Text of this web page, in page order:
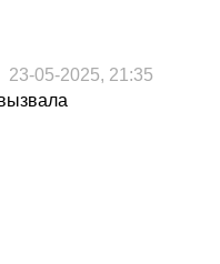
23-05-2025, 21:35